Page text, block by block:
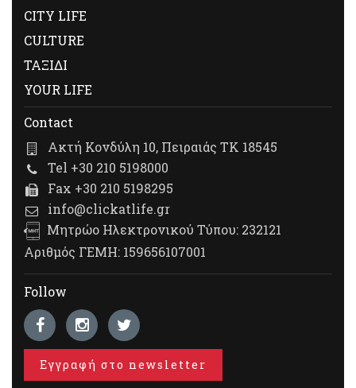
CITY LIFE
CULTURE
ΤΑΞΙΔΙ
YOUR LIFE
Contact
Ακτή Κονδύλη 10, Πειραιάς ΤΚ 18545
Tel +30 210 5198000
Fax +30 210 5198295
info@clickatlife.gr
Μητρώο Ηλεκτρονικού Τύπου: 232121
Αριθμός ΓΕΜΗ: 159656107001
Follow
Εγγραφή στο newsletter